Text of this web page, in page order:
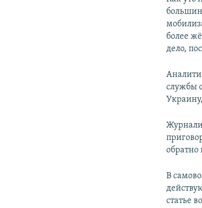
более
дело,
службы
обратно
В
статье